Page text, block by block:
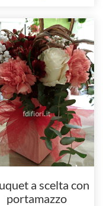
a scelta con
portamazzo